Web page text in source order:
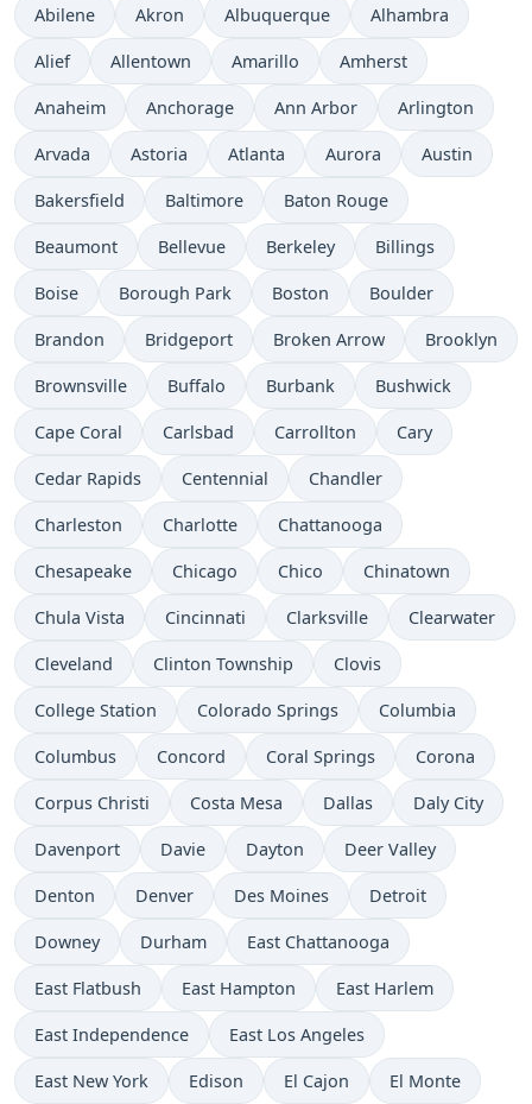
Abilene Akron Albuquerque Alhambra
Alief Allentown Amarillo Amherst
Anaheim Anchorage Ann Arbor Arlington
Arvada Astoria Atlanta Aurora Austin
Bakersfield Baltimore Baton Rouge
Beaumont Bellevue Berkeley Billings
Boise Borough Park Boston Boulder
Brandon Bridgeport Broken Arrow Brooklyn
Brownsville Buffalo Burbank Bushwick
Cape Coral Carlsbad Carrollton Cary
Cedar Rapids Centennial Chandler
Charleston Charlotte Chattanooga
Chesapeake Chicago Chico Chinatown
Chula Vista Cincinnati Clarksville Clearwater
Cleveland Clinton Township Clovis
College Station Colorado Springs Columbia
Columbus Concord Coral Springs Corona
Corpus Christi Costa Mesa Dallas Daly City
Davenport Davie Dayton Deer Valley
Denton Denver Des Moines Detroit
Downey Durham East Chattanooga
East Flatbush East Hampton East Harlem
East Independence East Los Angeles
East New York Edison El Cajon El Monte